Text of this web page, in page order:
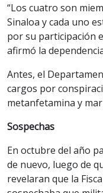
“Los cuatro son
Sinaloa y cada uno
por su participación
afirmó la
Antes, el
cargos por
metanfetamina y
Sospechas
En octubre del año
de nuevo, luego de
revelaran que la